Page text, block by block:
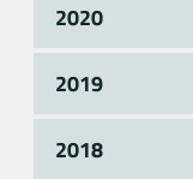
2020
2019
2018